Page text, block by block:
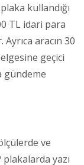
kullandığı
TL idari para
aracın 30
geçici
gündeme
ve
yazı